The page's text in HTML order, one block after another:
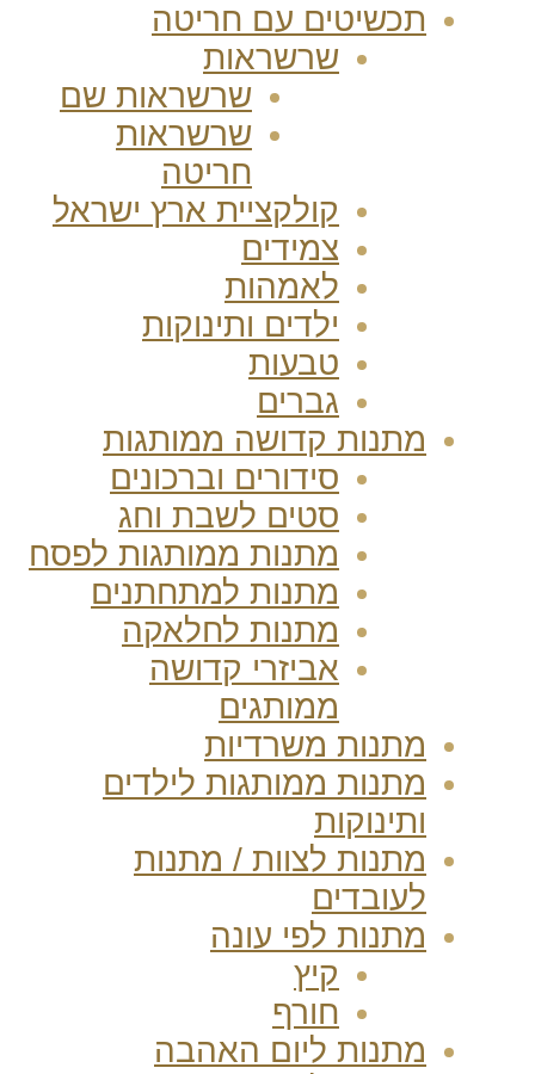
תכשיטים עם חריטה
שרשראות
שרשראות שם
שרשראות
חריטה
קולקציית ארץ ישראל
צמידים
לאמהות
ילדים ותינוקות
טבעות
גברים
מתנות קדושה ממותגות
סידורים וברכונים
סטים לשבת וחג
מתנות ממותגות לפסח
מתנות למתחתנים
מתנות לחלאקה
אביזרי קדושה
ממותגים
מתנות משרדיות
מתנות ממותגות לילדים
ותינוקות
מתנות לצוות / מתנות
לעובדים
מתנות לפי עונה
קיץ
חורף
מתנות ליום האהבה